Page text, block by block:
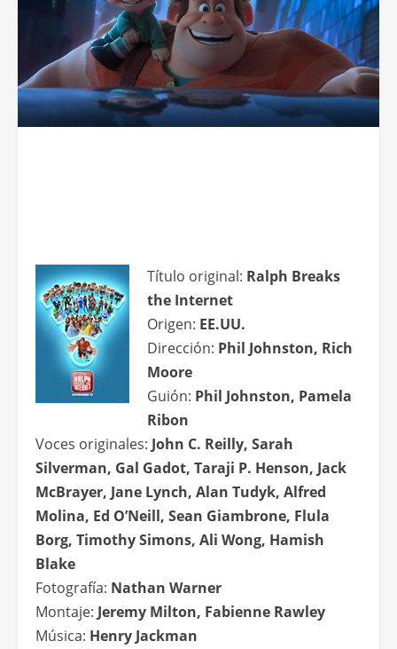
Título original: Ralph Breaks
the Internet
Origen: EE.UU.
Dirección: Phil Johnston, Rich
Moore
Guión: Phil Johnston, Pamela
Ribon
Voces originales: John C. Reilly, Sarah
Silverman, Gal Gadot, Taraji P. Henson, Jack
McBrayer, Jane Lynch, Alan Tudyk, Alfred
Molina, Ed O’Neill, Sean Giambrone, Flula
Borg, Timothy Simons, Ali Wong, Hamish
Blake
Fotografía: Nathan Warner
Montaje: Jeremy Milton, Fabienne Rawley
Música: Henry Jackman